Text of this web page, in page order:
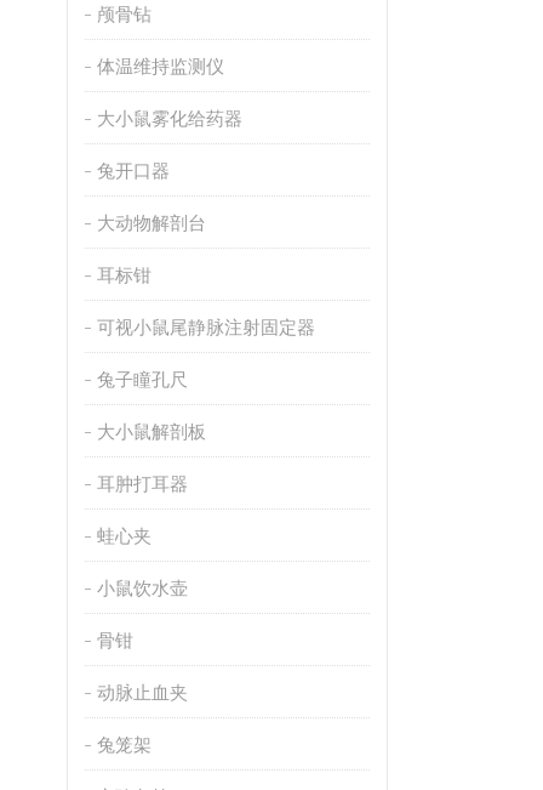
颅骨钻
体温维持监测仪
大小鼠雾化给药器
兔开口器
大动物解剖台
耳标钳
可视小鼠尾静脉注射固定器
兔子瞳孔尺
大小鼠解剖板
耳肿打耳器
蛙心夹
小鼠饮水壶
骨钳
动脉止血夹
兔笼架